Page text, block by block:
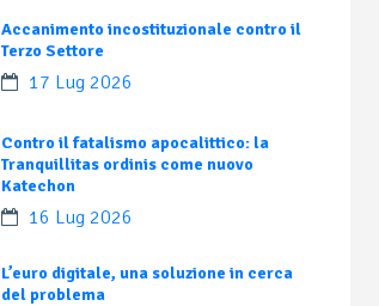
Accanimento incostituzionale contro il
Terzo Settore
17 Lug 2026
Contro il fatalismo apocalittico: la
Tranquillitas ordinis come nuovo
Katechon
16 Lug 2026
L’euro digitale, una soluzione in cerca
del problema